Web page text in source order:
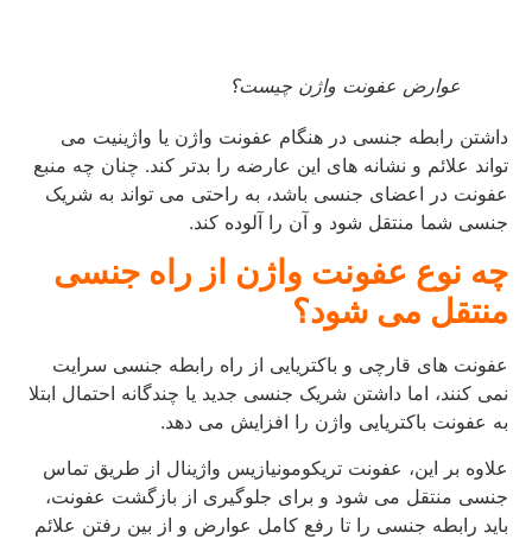
عوارض عفونت واژن چیست؟
داشتن رابطه جنسی در هنگام عفونت واژن یا واژینیت می
تواند علائم و نشانه های این عارضه را بدتر کند. چنان چه منبع
عفونت در اعضای جنسی باشد، به راحتی می تواند به شریک
جنسی شما منتقل شود و آن را آلوده کند.
چه نوع عفونت واژن از راه جنسی
منتقل می شود؟
عفونت ‌های قارچی و باکتریایی از راه رابطه جنسی سرایت
نمی کنند، اما داشتن شریک جنسی جدید یا چندگانه احتمال ابتلا
به عفونت باکتریایی واژن را افزایش می ‌دهد.
علاوه بر این، عفونت تریکومونیازیس واژینال از طریق تماس
جنسی منتقل می شود و برای جلوگیری از بازگشت عفونت،
باید رابطه جنسی را تا رفع کامل عوارض و از بین رفتن علائم